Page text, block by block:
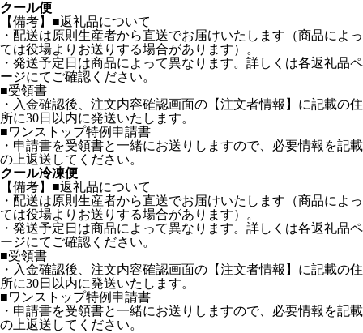
クール便
【備考】■返礼品について
・配送は原則生産者から直送でお届けいたします（商品によっ
ては役場よりお送りする場合があります）。
・発送予定日は商品によって異なります。詳しくは各返礼品ペ
ージにてご確認ください。
■受領書
・入金確認後、注文内容確認画面の【注文者情報】に記載の住
所に30日以内に発送いたします。
■ワンストップ特例申請書
・申請書を受領書と一緒にお送りしますので、必要情報を記載
の上返送してください。
クール冷凍便
【備考】■返礼品について
・配送は原則生産者から直送でお届けいたします（商品によっ
ては役場よりお送りする場合があります）。
・発送予定日は商品によって異なります。詳しくは各返礼品ペ
ージにてご確認ください。
■受領書
・入金確認後、注文内容確認画面の【注文者情報】に記載の住
所に30日以内に発送いたします。
■ワンストップ特例申請書
・申請書を受領書と一緒にお送りしますので、必要情報を記載
の上返送してください。